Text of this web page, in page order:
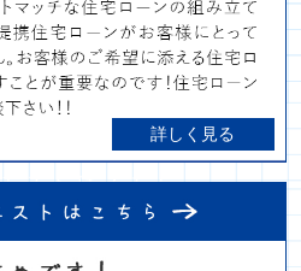
詳しく見る